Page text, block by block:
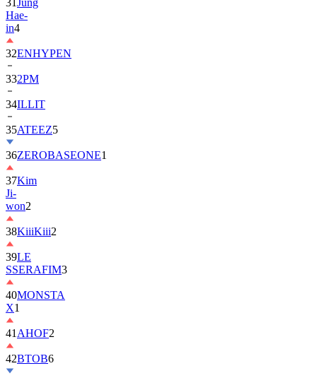
in 4
32ENHYPEN
332PM
34ILLIT
35ATEEZ
36ZEROBASEONE
37Kim
Ji-
won2
38KiiiKiii
39LE
SSERAFIM
40MONSTA
X
41AHOF
42 BTOB6
43SUPER
JUNIOR